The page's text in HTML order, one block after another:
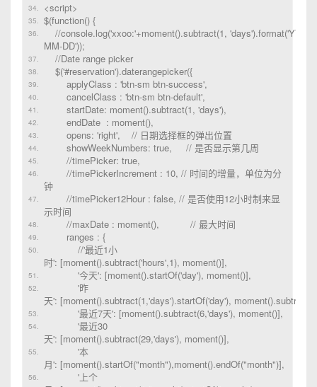
<script>
$(function() {
//console.log('xxoo:'+moment().subtract(1, 'days').format('YYYY-
MM-DD'));
//Date range picker
$('#reservation').daterangepicker({
applyClass : 'btn-sm btn-success',
cancelClass : 'btn-sm btn-default',
startDate: moment().subtract(1, 'days'),
endDate : moment(),
opens: 'right', // 日期选择框的弹出位置
showWeekNumbers: true, // 是否显示第几周
//timePicker: true,
//timePickerIncrement : 10, // 时间的增量，单位为分
钟
//timePicker12Hour : false, // 是否使用12小时制来显
示时间
//maxDate : moment(), // 最大时间
ranges : {
//'最近1小
时': [moment().subtract('hours',1), moment()],
'今天': [moment().startOf('day'), moment()],
'昨
天': [moment().subtract(1,'days').startOf('day'),
'最近7天': [moment().subtract(6,'days'), moment()],
'最近30
天': [moment().subtract(29,'days'), moment()],
'本
月': [moment().startOf("month"),moment().endOf("month")],
'上个